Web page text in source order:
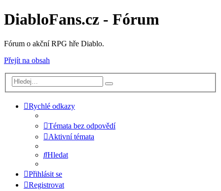
DiabloFans.cz - Fórum
Fórum o akční RPG hře Diablo.
Přejít na obsah
Rychlé odkazy
Témata bez odpovědí
Aktivní témata
Hledat
Přihlásit se
Registrovat